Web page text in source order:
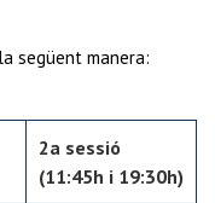
següent manera:
2a sessió
(11:45h i 19:30h)